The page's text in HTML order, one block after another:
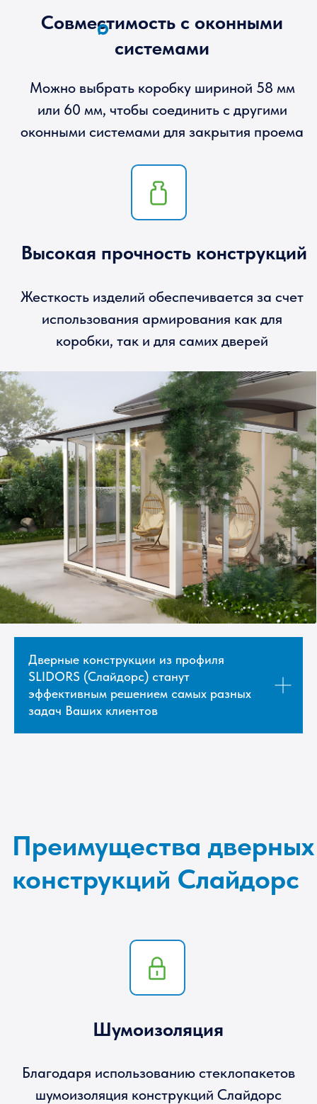
использования армирования как для
коробки, так и для самих дверей
Высокая прочность конструкций
Дверные конструкции из профиля
SLIDORS (Слайдорс) станут
эффективным решением самых разных
задач Ваших клиентов
открывании и не создают неудобств при
Благодаря использованию стеклопакетов
шумоизоляция конструкций Слайдорс
Шумоизоляция
Преимущества дверных
конструкций Слайдорс
Можно выбрать коробку шириной 58 мм или
60 мм, чтобы соединить с другими оконными
системами